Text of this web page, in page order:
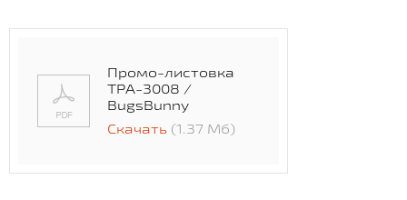
Промо-листовка
TPA-3008 /
BugsBunny
Скачать (1.37 Мб)